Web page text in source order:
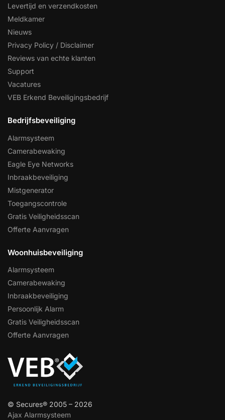
Levertijd en verzendkosten
Meldkamer
Nieuws
Privacy Policy / Disclaimer
Reviews van echte klanten
Support
Vacatures
VEB Erkend Beveiligingsbedrijf
Bedrijfsbeveiliging
Alarmsysteem
Camerabewaking
Eagle Eye Networks
Inbraakbeveiliging
Mistgenerator
Toegangscontrole
Gratis Veiligheidsscan
Offerte Aanvragen
Woonhuisbeveiliging
Alarmsysteem
Camerabewaking
Inbraakbeveiliging
Persoonlijk Alarm
Gratis Veiligheidsscan
Offerte Aanvragen
© Secures® 2005 – 2026
Ajax Alarmsysteem